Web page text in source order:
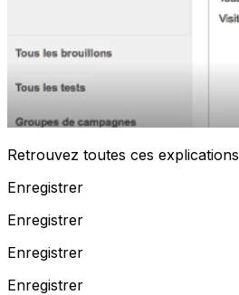
Retrouvez toutes ces explications
Enregistrer
Enregistrer
Enregistrer
Enregistrer